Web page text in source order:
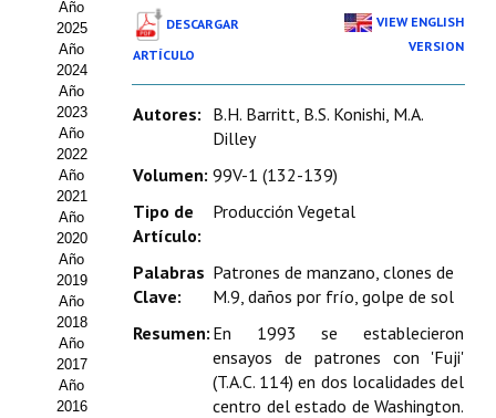
Estatutos
Hacerse socio
Noticias
Galería de Fotos
Web AIDA 2.0
REVISTA ITEA
Presentación ITEA
Equipo Editorial
Leer revista ITEA
Año
2025
Año
2024
Año
2023
Año
2022
Año
2021
Año
2020
Año
2019
Año
2018
Año
2017
Año
2016
DESCARGAR
ARTÍCULO
VIEW ENGLISH
VERSION
Autores: B.H. Barritt, B.S. Konishi, M.A.
Dilley
Volumen: 99V-1 (132-139)
Tipo de
Artículo:
Producción Vegetal
Palabras
Clave:
Patrones de manzano, clones de
M.9, daños por frío, golpe de sol
Resumen: En 1993 se establecieron
ensayos de patrones con 'Fuji'
(T.A.C. 114) en dos localidades del
centro del estado de Washington.